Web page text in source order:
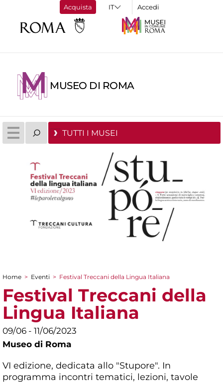
Acquista Accedi
MUSEO DI ROMA
TUTTI I MUSEI
Tu sei qui
Home > Eventi > Festival Treccani della Lingua Italiana
Festival Treccani della
Lingua Italiana
09/06 - 11/06/2023
Museo di Roma
VI edizione, dedicata allo "Stupore". In
programma incontri tematici, lezioni, tavole